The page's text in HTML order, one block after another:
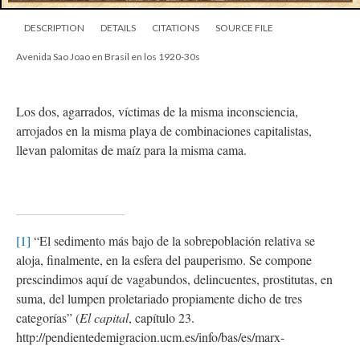
DESCRIPTION DETAILS CITATIONS SOURCE FILE
Avenida Sao Joao en Brasil en los 1920-30s
Los dos, agarrados, víctimas de la misma inconsciencia,
arrojados en la misma playa de combinaciones capitalistas,
llevan palomitas de maíz para la misma cama.
[1] “El sedimento más bajo de la sobrepoblación relativa se
aloja, finalmente, en la esfera del pauperismo. Se compone
prescindimos aquí de vagabundos, delincuentes, prostitutas, en
suma, del lumpen proletariado propiamente dicho de tres
categorías” (El capital, capítulo 23.
http://pendientedemigracion.ucm.es/info/bas/es/marx-